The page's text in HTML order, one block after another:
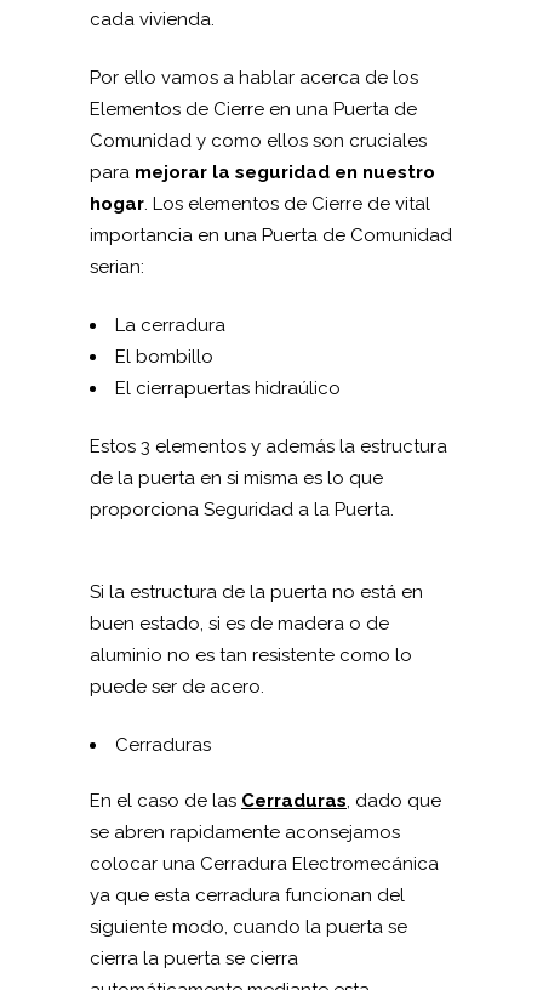
cada vivienda.
Por ello vamos a hablar acerca de los
Elementos de Cierre en una Puerta de
Comunidad y como ellos son cruciales
para mejorar la seguridad en nuestro
hogar. Los elementos de Cierre de vital
importancia en una Puerta de Comunidad
serian:
La cerradura
El bombillo
El cierrapuertas hidraúlico
Estos 3 elementos y además la estructura
de la puerta en si misma es lo que
proporciona Seguridad a la Puerta.
Si la estructura de la puerta no está en
buen estado, si es de madera o de
aluminio no es tan resistente como lo
puede ser de acero.
Cerraduras
En el caso de las Cerraduras, dado que
se abren rapidamente aconsejamos
colocar una Cerradura Electromecánica
ya que esta cerradura funcionan del
siguiente modo, cuando la puerta se
cierra la puerta se cierra